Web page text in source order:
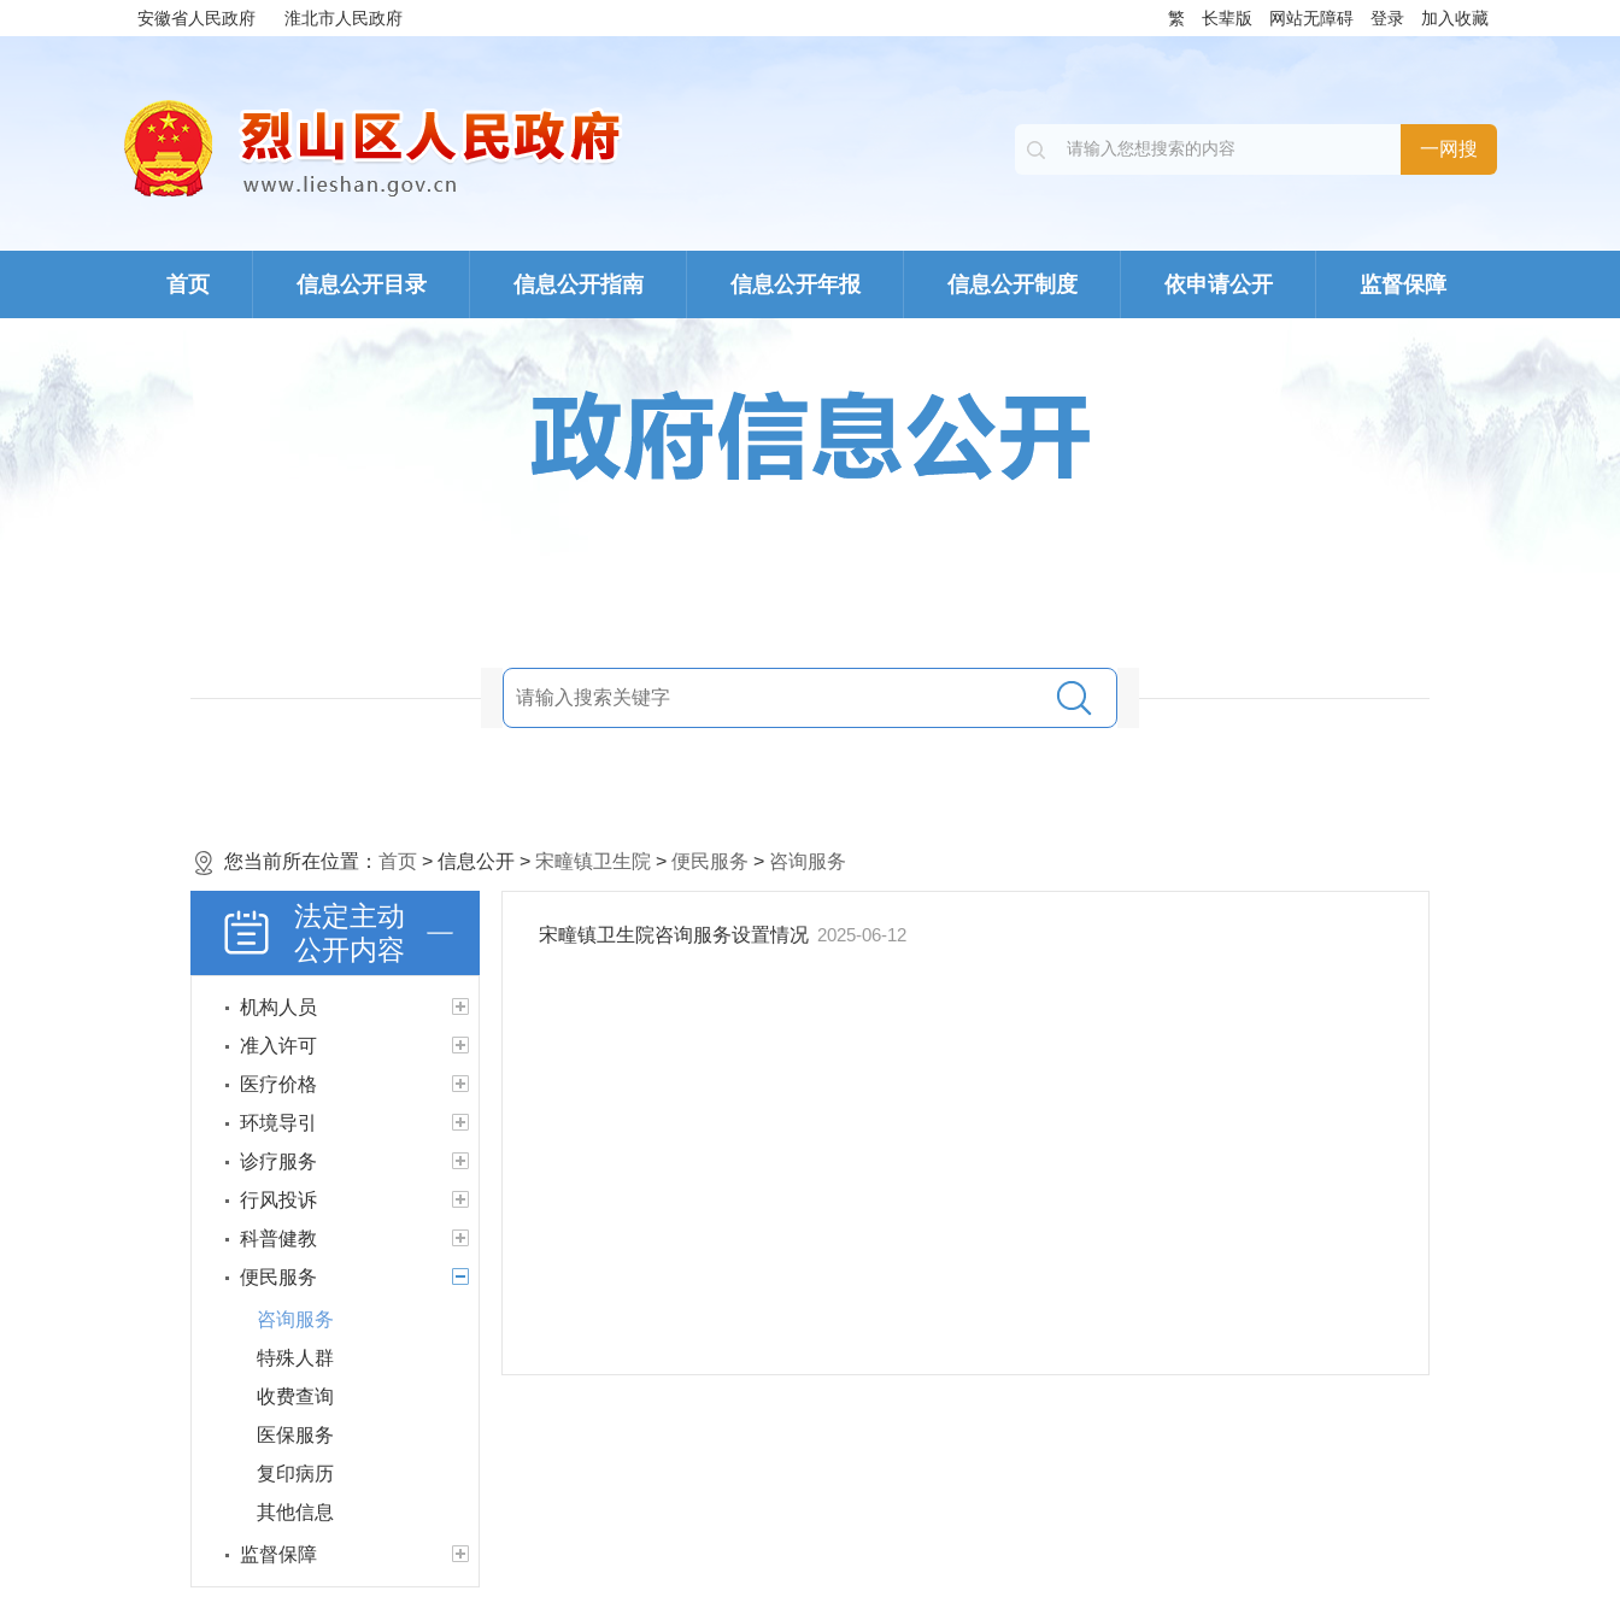
安徽省人民政府 淮北市人民政府 繁 长辈版 网站无障碍 登录 加入收藏
首页 信息公开目录 信息公开指南 信息公开年报 信息公开制度 依申请公开 监督保障
您当前所在位置： 首页 > 信息公开 > 宋疃镇卫生院 > 便民服务 > 咨询服务
法定主动
公开内容
机构人员
准入许可
医疗价格
环境导引
诊疗服务
行风投诉
科普健教
便民服务
咨询服务
特殊人群
收费查询
医保服务
复印病历
其他信息
监督保障
宋疃镇卫生院咨询服务设置情况 2025-06-12